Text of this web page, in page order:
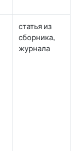
статья из
сборника,
журнала